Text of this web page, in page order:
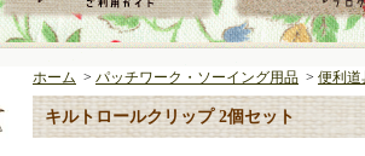
ホーム > パッチワーク・ソーイング用品 > 便利道
キルトロールクリップ 2個セット